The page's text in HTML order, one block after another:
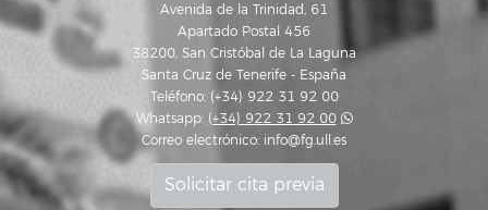
Avenida de la Trinidad, 61
Apartado Postal 456
38200, San Cristóbal de La Laguna
Santa Cruz de Tenerife - España
Teléfono: (+34) 922 31 92 00
Whatsapp: (+34) 922 31 92 00
Correo electrónico: info@fg.ull.es
Solicitar cita previa